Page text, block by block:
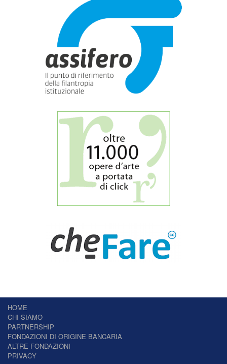
HOME
CHI SIAMO
PARTNERSHIP
FONDAZIONI DI ORIGINE BANCARIA
ALTRE FONDAZIONI
PRIVACY